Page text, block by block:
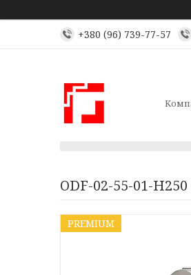
+380 (96) 739-77-57
ODF-02-55-01-
PREMIUM